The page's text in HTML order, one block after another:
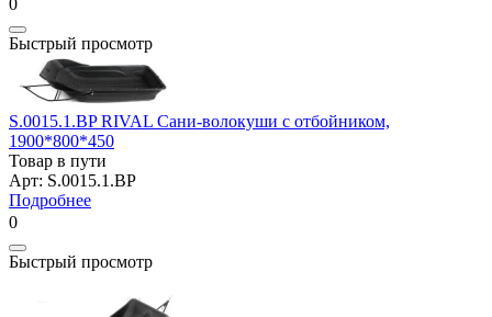
Быстрый просмотр
S.0015.1.BP RIVAL Сани-волокуши с отбойником,
1900*800*450
Товар в пути
Арт: S.0015.1.BP
Подробнее
0
Быстрый просмотр